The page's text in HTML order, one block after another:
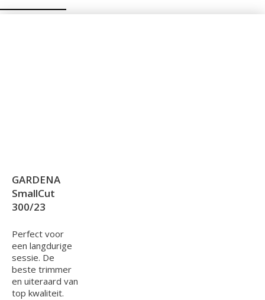
GARDENA
SmallCut
300/23
Perfect voor
een langdurige
sessie. De
beste trimmer
en uiteraard van
top kwaliteit.